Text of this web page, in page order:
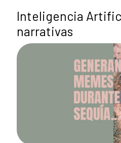
Inteligencia
narrativas